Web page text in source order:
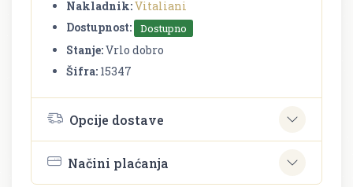
Nakladnik:Vitaliani
Dostupnost:
Dostupno
Stanje:Vrlo dobro
Šifra: 15347
Opcije dostave
Načini plaćanja